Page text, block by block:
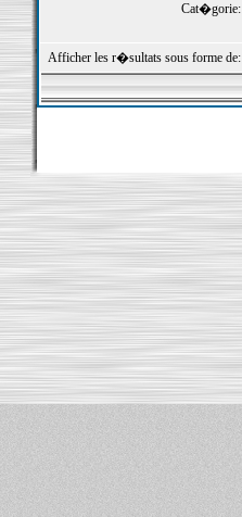
Cat�gorie:
Afficher les r�sultats sous forme de: